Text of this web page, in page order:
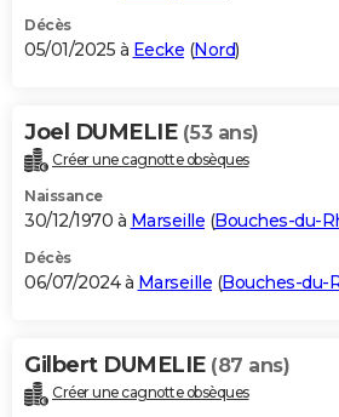
Décès
05/01/2025 à Eecke (Nord)
Joel DUMELIE (53 ans)
Créer une cagnotte obsèques
Naissance
30/12/1970 à Marseille (Bouches-du-
Décès
06/07/2024 à Marseille (Bouches-du-
Gilbert DUMELIE (87 ans)
Créer une cagnotte obsèques